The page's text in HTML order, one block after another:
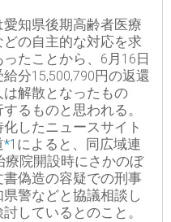
知県後期高齢者医療
の自主的な対応を求
たことから、6月16日
分15,500,790円の返還
解散となったもの
るものと思われる。
したニュースサイト
*1 によると、同広域連
療院開設時にさかのぼ
偽造の容疑での刑事
警などと協議相談し
しているとのこと。